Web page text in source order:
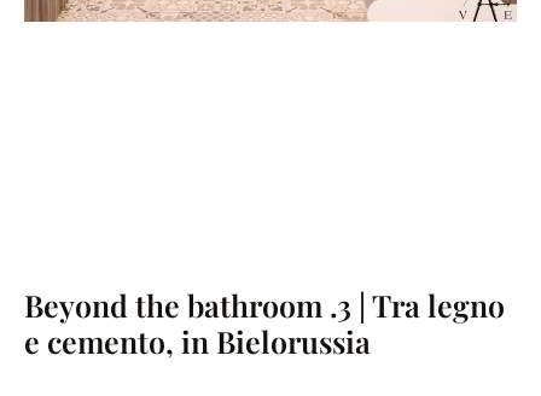
Beyond the bathroom .3 | Tra legno
e cemento, in Bielorussia